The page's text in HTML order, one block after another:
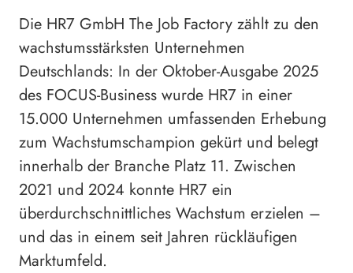
Die HR7 GmbH The Job Factory zählt zu den
wachstumsstärksten Unternehmen
Deutschlands: In der Oktober-Ausgabe 2025
des FOCUS-Business wurde HR7 in einer
15.000 Unternehmen umfassenden Erhebung
zum Wachstumschampion gekürt und belegt
innerhalb der Branche Platz 11. Zwischen
2021 und 2024 konnte HR7 ein
überdurchschnittliches Wachstum erzielen –
und das in einem seit Jahren rückläufigen
Marktumfeld.